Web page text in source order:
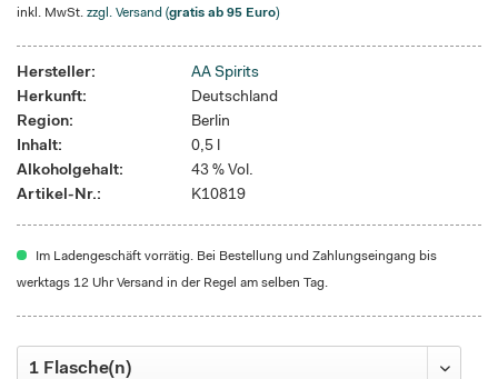
inkl. MwSt. zzgl. Versand (gratis ab 95 Euro)
Hersteller:
AA Spirits
Herkunft:
Deutschland
Region:
Berlin
Inhalt:
0,5 l
Alkoholgehalt:
43 % Vol.
Artikel-Nr.:
K10819
Im Ladengeschäft vorrätig. Bei Bestellung und Zahlungseingang bis
werktags 12 Uhr Versand in der Regel am selben Tag.